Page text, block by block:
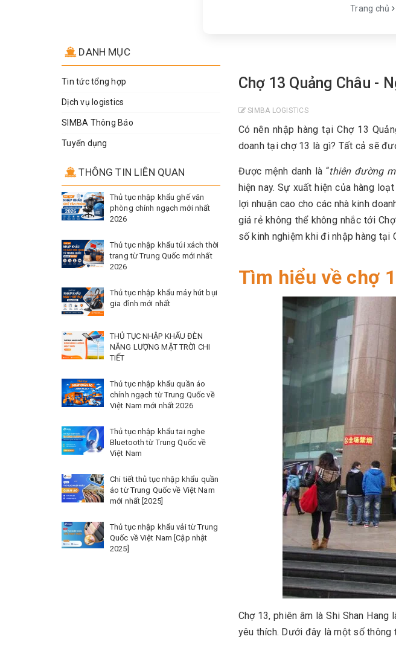
Trang chủ
Chợ 13 Quảng Châu -
SIMBA LOGISTICS
Có nên nhập hàng tại Chợ 13
doanh tại chợ 13 là gì? Tất cả sẽ
Được mệnh danh là “thiên đường
hiện nay. Sự xuất hiện của hàng
lợi nhuận cao cho các nhà kinh
giá rẻ không thể không nhắc tới
số kinh nghiệm khi đi nhập hàng tại
Tìm hiểu về chợ
Chợ 13, phiên âm là Shi Shan Hang
yêu thích. Dưới đây là một số thông
DANH MỤC
Tin tức tổng hợp
Dịch vụ logistics
SIMBA Thông Báo
Tuyển dụng
THÔNG TIN LIÊN QUAN
Thủ tục nhập khẩu ghế văn
phòng chính ngạch mới nhất
2026
Thủ tục nhập khẩu túi xách thời
trang từ Trung Quốc mới nhất
2026
Thủ tục nhập khẩu máy hút bụi
gia đình mới nhất
THỦ TỤC NHẬP KHẨU ĐÈN
NĂNG LƯỢNG MẶT TRỜI CHI
TIẾT
Thủ tục nhập khẩu quần áo
chính ngạch từ Trung Quốc về
Việt Nam mới nhất 2026
Thủ tục nhập khẩu tai nghe
Bluetooth từ Trung Quốc về
Việt Nam
Chi tiết thủ tục nhập khẩu quần
áo từ Trung Quốc về Việt Nam
mới nhất [2025]
Thủ tục nhập khẩu vải từ Trung
Quốc về Việt Nam [Cập nhật
2025]